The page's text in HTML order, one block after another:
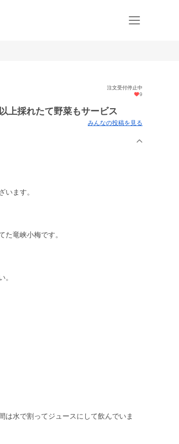
注文受付停止中
9
上採れたて野菜もサービス
みんなの投稿を見る
います。
竜峡小梅です。
。
は水で割ってジュースにして飲んでいま